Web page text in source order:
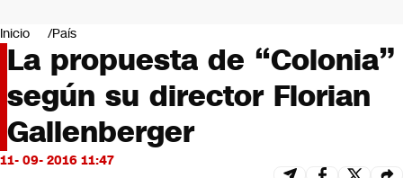
Negocios
Deportes
Programas completos
Cultura
Servicios
Bits
CNN tiempo
Inicio País
La propuesta de “Colonia”
según su director Florian
Gallenberger
11- 09- 2016 11:47